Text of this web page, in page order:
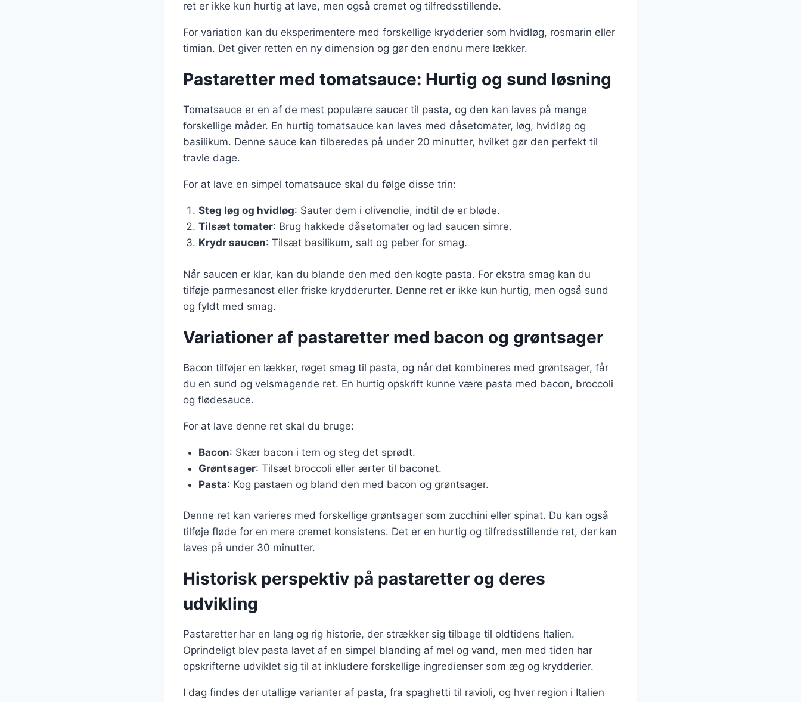
ret er ikke kun hurtig at lave, men også cremet og tilfredsstillende.
For variation kan du eksperimentere med forskellige krydderier som hvidløg, rosmarin eller
timian. Det giver retten en ny dimension og gør den endnu mere lækker.
Pastaretter med tomatsauce: Hurtig og sund løsning
Tomatsauce er en af de mest populære saucer til pasta, og den kan laves på mange
forskellige måder. En hurtig tomatsauce kan laves med dåsetomater, løg, hvidløg og
basilikum. Denne sauce kan tilberedes på under 20 minutter, hvilket gør den perfekt til
travle dage.
For at lave en simpel tomatsauce skal du følge disse trin:
Steg løg og hvidløg: Sauter dem i olivenolie, indtil de er bløde.
Tilsæt tomater: Brug hakkede dåsetomater og lad saucen simre.
Krydr saucen: Tilsæt basilikum, salt og peber for smag.
Når saucen er klar, kan du blande den med den kogte pasta. For ekstra smag kan du
tilføje parmesanost eller friske krydderurter. Denne ret er ikke kun hurtig, men også sund
og fyldt med smag.
Variationer af pastaretter med bacon og grøntsager
Bacon tilføjer en lækker, røget smag til pasta, og når det kombineres med grøntsager, får
du en sund og velsmagende ret. En hurtig opskrift kunne være pasta med bacon, broccoli
og flødesauce.
For at lave denne ret skal du bruge:
Bacon: Skær bacon i tern og steg det sprødt.
Grøntsager: Tilsæt broccoli eller ærter til baconet.
Pasta: Kog pastaen og bland den med bacon og grøntsager.
Denne ret kan varieres med forskellige grøntsager som zucchini eller spinat. Du kan også
tilføje fløde for en mere cremet konsistens. Det er en hurtig og tilfredsstillende ret, der kan
laves på under 30 minutter.
Historisk perspektiv på pastaretter og deres
udvikling
Pastaretter har en lang og rig historie, der strækker sig tilbage til oldtidens Italien.
Oprindeligt blev pasta lavet af en simpel blanding af mel og vand, men med tiden har
opskrifterne udviklet sig til at inkludere forskellige ingredienser som æg og krydderier.
I dag findes der utallige varianter af pasta, fra spaghetti til ravioli, og hver region i Italien